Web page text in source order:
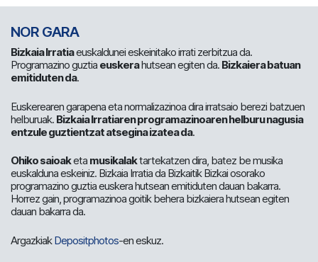
NOR GARA
Bizkaia Irratiaeuskaldunei eskeinitako irrati zerbitzua da.
Programazino guztia euskerahutsean egiten da. Bizkaiera batuan
emitiduten da.
Euskerearen garapena eta normalizazinoa dira irratsaio berezi batzuen
helburuak. Bizkaia Irratiaren programazinoaren helburu nagusia
entzule guztientzat atsegina izatea da.
Ohiko saioaketa musikalaktartekatzen dira, batez be musika
euskalduna eskeiniz. Bizkaia Irratia da Bizkaitik Bizkai osorako
programazino guztia euskera hutsean emitiduten dauan bakarra.
Horrez gain, programazinoa goitik behera bizkaiera hutsean egiten
dauan bakarra da.
ArgazkiakDepositphotos-en eskuz.